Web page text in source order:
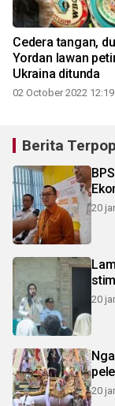
Cedera tangan,
Yordan lawan
Ukraina ditunda
02 October 2022
Berita
20
20
20